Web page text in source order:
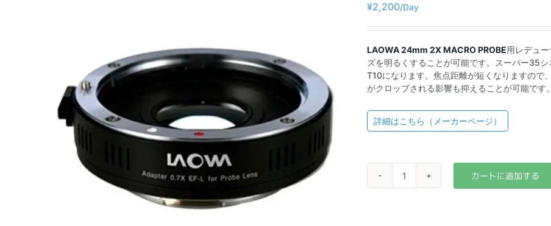
¥2,200
LAOWA 24mm 2X MACRO PROBE用レデュ
ズを明るくすることが可能です。スーパー35
T10になります。焦点距離が短くなりますの
がクロップされる影響も抑えることが可能です。
詳細はこちら（メーカーページ）
LAOWA